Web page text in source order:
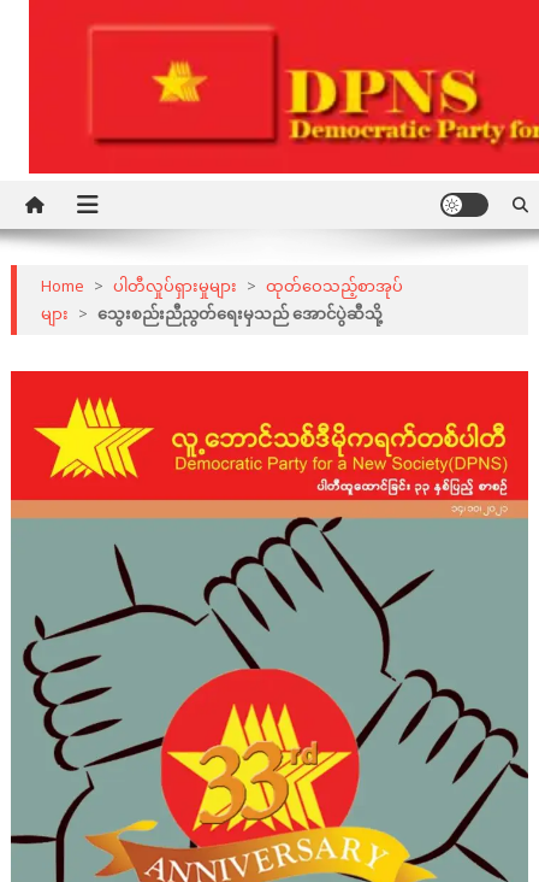
DPNS
Home > ပါတီလှုပ်ရှားမှုများ > ထုတ်ဝေသည့်စာအုပ်
များ > သွေးစည်းညီညွတ်ရေးမှသည် အောင်ပွဲဆီသို့